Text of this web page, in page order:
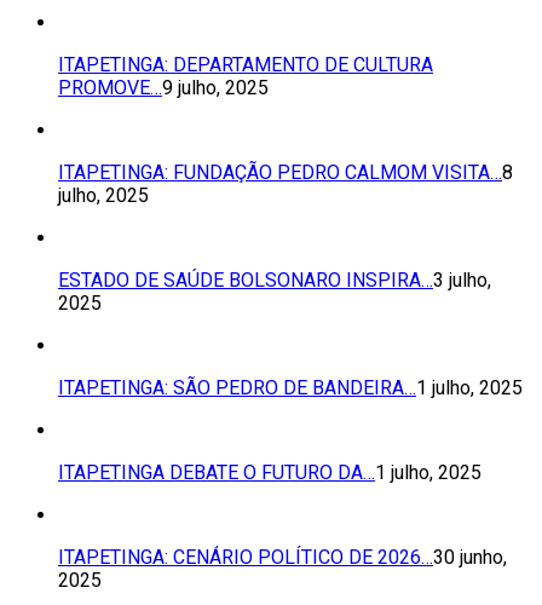
ITAPETINGA: DEPARTAMENTO DE CULTURA
PROMOVE…9 julho, 2025
ITAPETINGA: FUNDAÇÃO PEDRO CALMOM VISITA…8
julho, 2025
ESTADO DE SAÚDE BOLSONARO INSPIRA…3 julho,
2025
ITAPETINGA: SÃO PEDRO DE BANDEIRA…1 julho, 2025
ITAPETINGA DEBATE O FUTURO DA…1 julho, 2025
ITAPETINGA: CENÁRIO POLÍTICO DE 2026…30 junho,
2025